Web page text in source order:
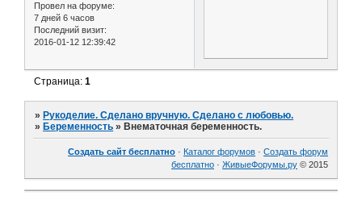
Провел на форуме:
7 дней 6 часов
Последний визит:
2016-01-12 12:39:42
Страница:1
»Рукоделие. Сделано вручную. Сделано с любовью.
»Беременность »Внематочная беременность.
Создать сайт бесплатно · Каталог форумов · Создать форум
бесплатно · ЖивыеФорумы.ру © 2015